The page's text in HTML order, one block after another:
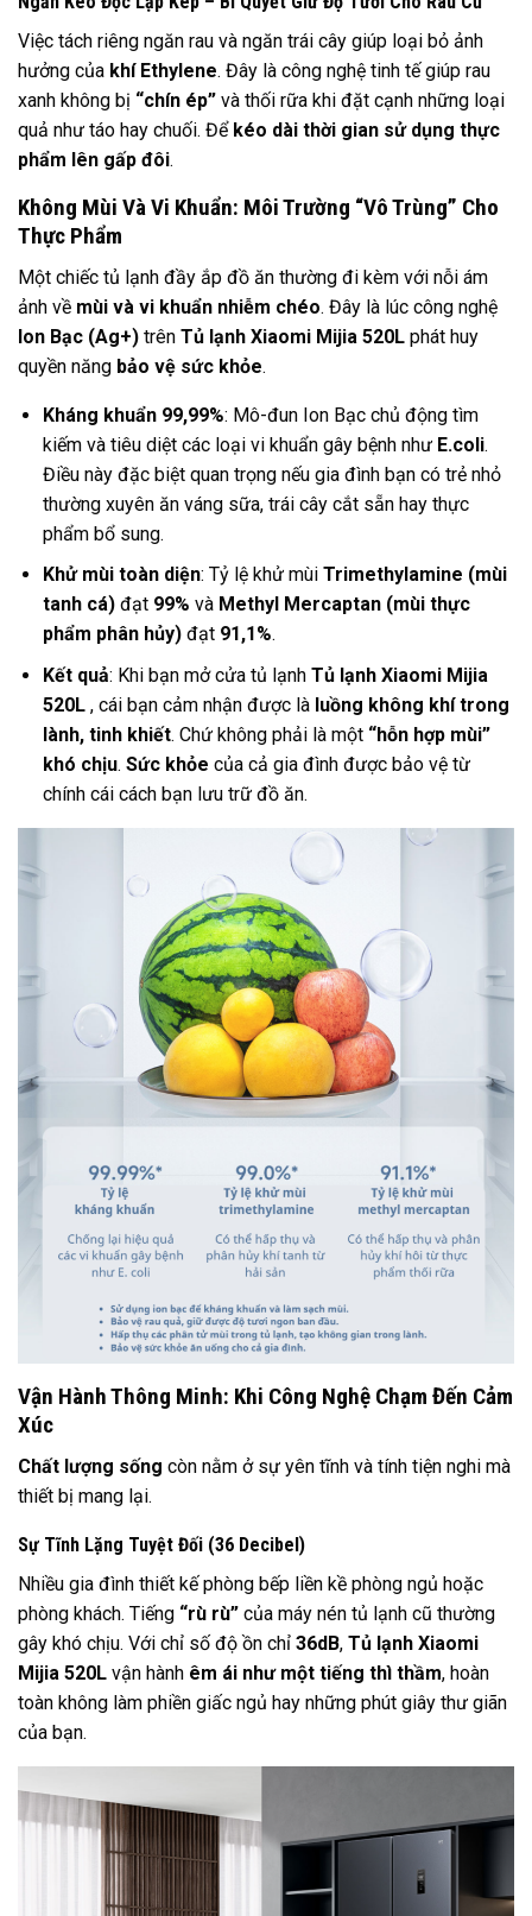
Việc tách riêng ngăn rau và ngăn trái cây giúp loại bỏ ảnh
hưởng của khí Ethylene. Đây là công nghệ tinh tế giúp rau
xanh không bị “chín ép” và thối rữa khi đặt cạnh những loại
quả như táo hay chuối. Để kéo dài thời gian sử dụng thực
phẩm lên gấp đôi.
Không Mùi Và Vi Khuẩn: Môi Trường “Vô Trùng” Cho
Thực Phẩm
Một chiếc tủ lạnh đầy ắp đồ ăn thường đi kèm với nỗi ám
ảnh về mùi và vi khuẩn nhiễm chéo. Đây là lúc công nghệ
Ion Bạc (Ag+) trên Tủ lạnh Xiaomi Mijia 520L phát huy
quyền năng bảo vệ sức khỏe.
Kháng khuẩn 99,99%: Mô-đun Ion Bạc chủ động tìm
kiếm và tiêu diệt các loại vi khuẩn gây bệnh như E.coli.
Điều này đặc biệt quan trọng nếu gia đình bạn có trẻ nhỏ
thường xuyên ăn váng sữa, trái cây cắt sẵn hay thực
phẩm bổ sung.
Khử mùi toàn diện: Tỷ lệ khử mùi Trimethylamine (mùi
tanh cá)đạt 99% và Methyl Mercaptan (mùi thực
phẩm phân hủy)đạt 91,1%.
Kết quả: Khi bạn mở cửa tủ lạnh Tủ lạnh Xiaomi Mijia
520L, cái bạn cảm nhận được là luồng không khí trong
lành, tinh khiết. Chứ không phải là một “hỗn hợp mùi”
khó chịu. Sức khỏe của cả gia đình được bảo vệ từ
chính cái cách bạn lưu trữ đồ ăn.
Vận Hành Thông Minh: Khi Công Nghệ Chạm Đến Cảm
Xúc
Chất lượng sống còn nằm ở sự yên tĩnh và tính tiện nghi mà
thiết bị mang lại.
Sự Tĩnh Lặng Tuyệt Đối (36 Decibel)
Nhiều gia đình thiết kế phòng bếp liền kề phòng ngủ hoặc
phòng khách. Tiếng “rù rù” của máy nén tủ lạnh cũ thường
gây khó chịu. Với chỉ số độ ồn chỉ 36dB, Tủ lạnh Xiaomi
Mijia 520L vận hành êm ái như một tiếng thì thầm, hoàn
toàn không làm phiền giấc ngủ hay những phút giây thư giãn
của bạn.